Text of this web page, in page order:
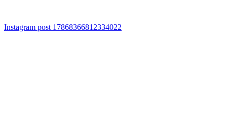
Instagram post 17868366812334022